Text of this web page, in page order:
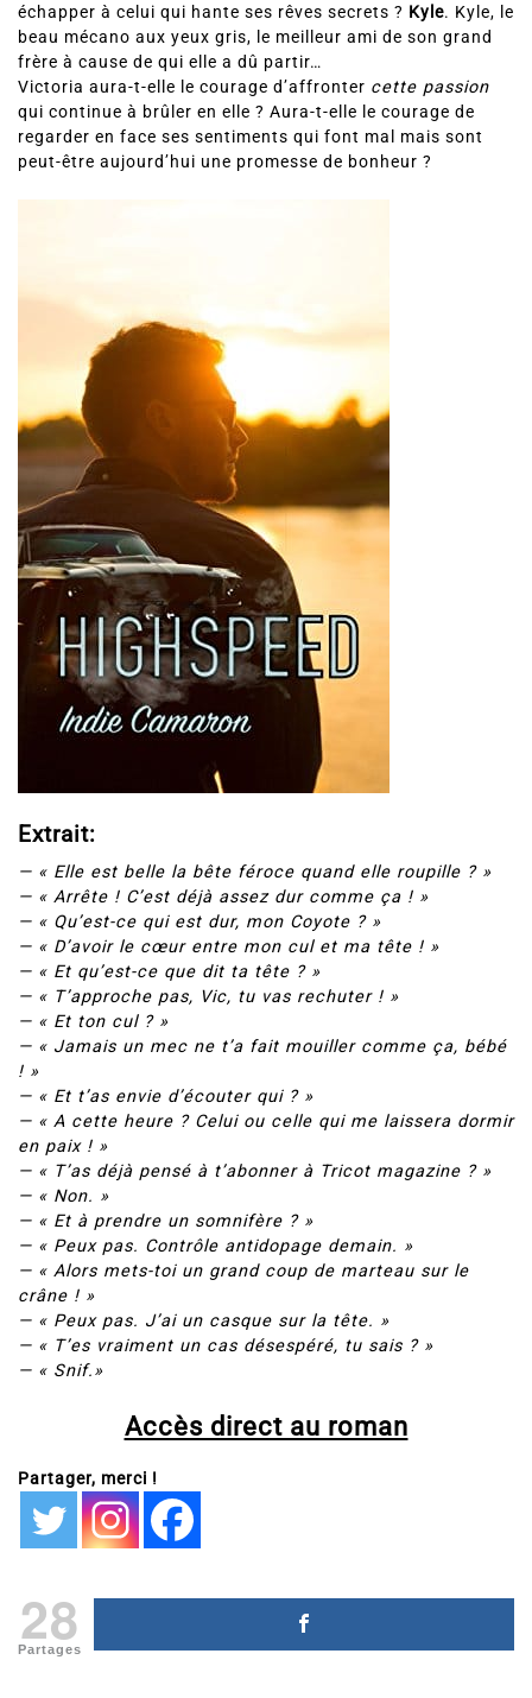
échapper à celui qui hante ses rêves secrets ? Kyle. Kyle, le
beau mécano aux yeux gris, le meilleur ami de son grand
frère à cause de qui elle a dû partir…
Victoria aura-t-elle le courage d’affronter cette passion
qui continue à brûler en elle ? Aura-t-elle le courage de
regarder en face ses sentiments qui font mal mais sont
peut-être aujourd’hui une promesse de bonheur ?
Extrait:
— « Elle est belle la bête féroce quand elle roupille ? »
— « Arrête ! C’est déjà assez dur comme ça ! »
— « Qu’est-ce qui est dur, mon Coyote ? »
— « D’avoir le cœur entre mon cul et ma tête ! »
— « Et qu’est-ce que dit ta tête ? »
— « T’approche pas, Vic, tu vas rechuter ! »
— « Et ton cul ? »
— « Jamais un mec ne t’a fait mouiller comme ça, bébé
! »
— « Et t’as envie d’écouter qui ? »
— « A cette heure ? Celui ou celle qui me laissera dormir
en paix ! »
— « T’as déjà pensé à t’abonner à Tricot magazine ? »
— « Non. »
— « Et à prendre un somnifère ? »
— « Peux pas. Contrôle antidopage demain. »
— « Alors mets-toi un grand coup de marteau sur le
crâne ! »
— « Peux pas. J’ai un casque sur la tête. »
— « T’es vraiment un cas désespéré, tu sais ? »
— « Snif.»
Accès direct au roman
Partager, merci !
28
Partages